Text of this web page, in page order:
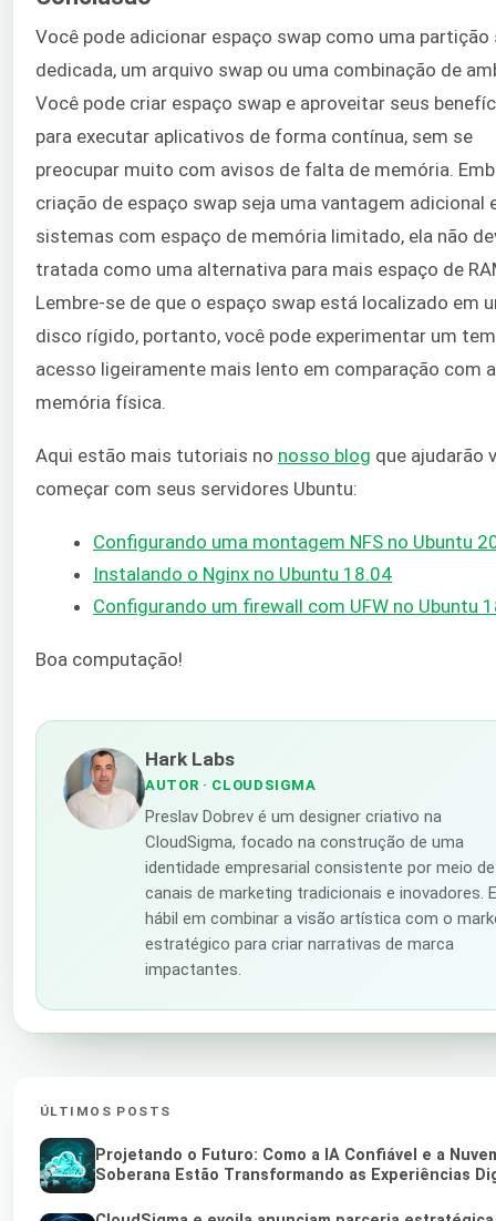
Você pode adicionar espaço swap como uma partição
dedicada, um arquivo swap ou uma combinação de
Você pode criar espaço swap e aproveitar seus
para executar aplicativos de forma contínua, sem se
preocupar muito com avisos de falta de memória.
criação de espaço swap seja uma vantagem adicional
sistemas com espaço de memória limitado, ela não
tratada como uma alternativa para mais espaço de
Lembre-se de que o espaço swap está localizado em
disco rígido, portanto, você pode experimentar um
acesso ligeiramente mais lento em comparação com a
memória física.
Aqui estão mais tutoriais no nosso blog que ajudarão
começar com seus servidores Ubuntu:
Configurando uma montagem NFS no Ubuntu
Instalando o Nginx no Ubuntu 18.04
Configurando um firewall com UFW no Ubuntu
Boa computação!
Hark Labs
AUTOR · CLOUDSIGMA
Preslav Dobrev é um designer criativo na
CloudSigma, focado na construção de uma
identidade empresarial consistente por meio de
canais de marketing tradicionais e inovadores.
hábil em combinar a visão artística com o
estratégico para criar narrativas de marca
impactantes.
ÚLTIMOS POSTS
Projetando o Futuro: Como a IA Confiável e a
Soberana Estão Transformando as Experiências